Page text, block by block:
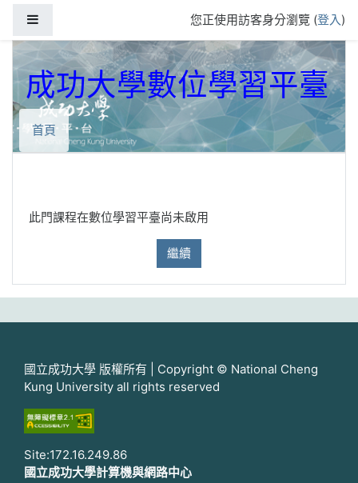
您正使用訪客身分瀏覽 (登入)
成功大學數位學習平臺
首頁
此門課程在數位學習平臺尚未啟用
繼續
國立成功大學 版權所有 | Copyright © National Cheng
Kung University all rights reserved
Site:172.16.249.86
國立成功大學計算機與網路中心